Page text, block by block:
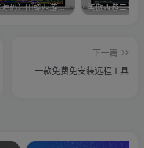
–（源码）田螺西游9.0 假人摆摊18门派飞升渡劫化圣助战最新BB谛听…. 笑傲西游二版-
下一篇
一款免费免安装远程工具